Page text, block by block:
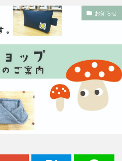
お知らせ